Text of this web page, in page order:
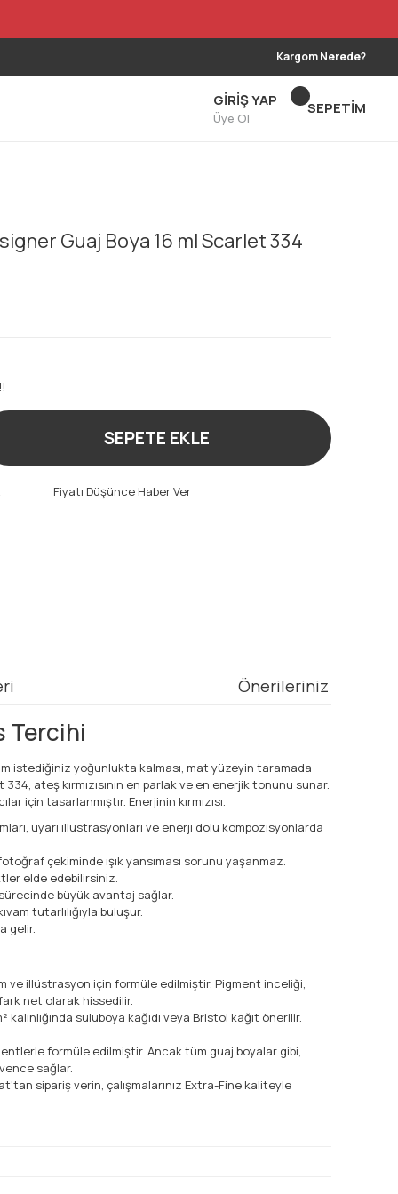
Kargom Nerede?
GİRİŞ YAP
Üye Ol
SEPETİM
Guaj Boya 16 ml Scarlet 334
SEPETE EKLE
Fiyatı Düşünce Haber Ver
Önerileriniz
Tercihi
istediğiniz yoğunlukta kalması, mat yüzeyin taramada
ateş kırmızısının en parlak ve en enerjik tonunu sunar.
için tasarlanmıştır. Enerjinin kırmızısı.
uyarı illüstrasyonları ve enerji dolu kompozisyonlarda
çekiminde ışık yansıması sorunu yaşanmaz.
elde edebilirsiniz.
büyük avantaj sağlar.
tutarlılığıyla buluşur.
gelir.
ve illüstrasyon için formüle edilmiştir. Pigment inceliği,
net olarak hissedilir.
suluboya kağıdı veya Bristol kağıt önerilir.
formüle edilmiştir. Ancak tüm guaj boyalar gibi,
sağlar.
sipariş verin, çalışmalarınız Extra-Fine kaliteyle